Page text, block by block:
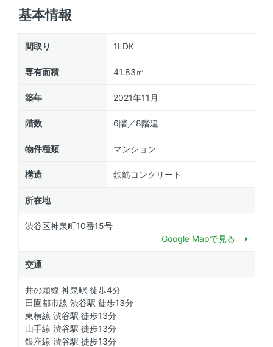
基本情報
間取り 1LDK
専有面積 41.83㎡
築年 2021年11月
階数 6階／8階建
物件種類 マンション
構造 鉄筋コンクリート
所在地
渋谷区神泉町10番15号
Google Mapで見る
交通
井の頭線 神泉駅 徒歩4分
田園都市線 渋谷駅 徒歩13分
東横線 渋谷駅 徒歩13分
山手線 渋谷駅 徒歩13分
銀座線 渋谷駅 徒歩13分